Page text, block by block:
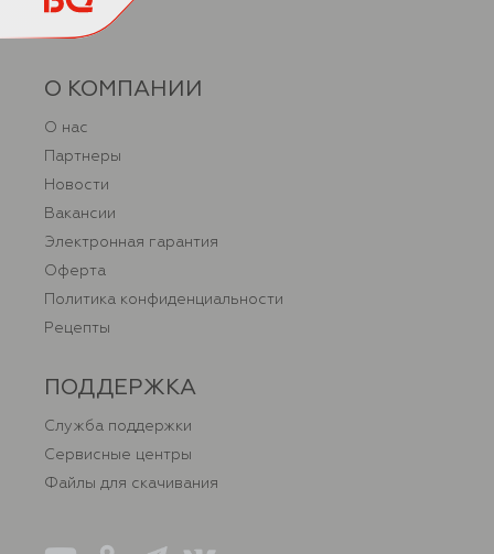
О КОМПАНИИ
О нас
Партнеры
Новости
Вакансии
Электронная гарантия
Оферта
Политика конфиденциальности
Рецепты
ПОДДЕРЖКА
Служба поддержки
Сервисные центры
Файлы для скачивания